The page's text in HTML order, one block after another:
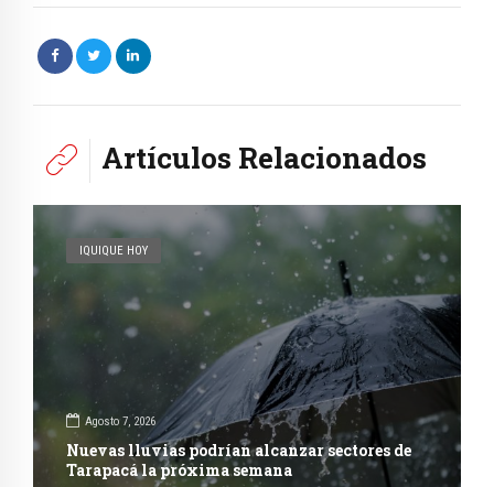
Artículos Relacionados
IQUIQUE HOY
Agosto 7, 2026
Nuevas lluvias podrían alcanzar sectores de
Tarapacá la próxima semana